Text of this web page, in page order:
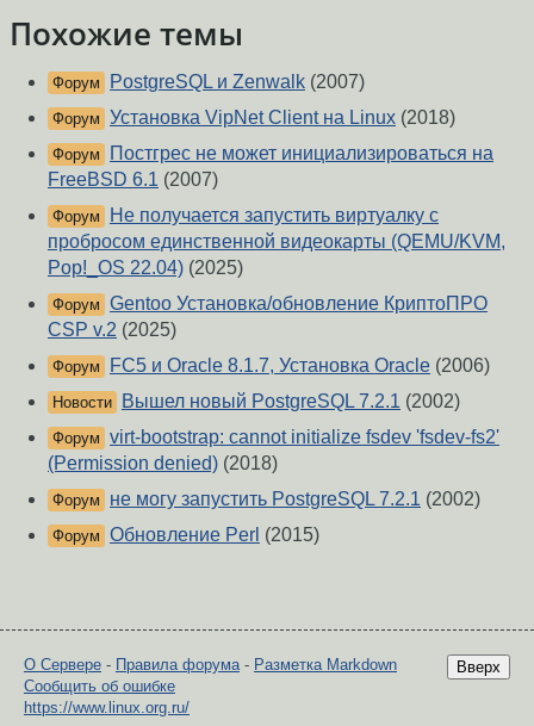
Похожие темы
Форум PostgreSQL и Zenwalk (2007)
Форум Установка VipNet Client на Linux (2018)
Форум
Постгрес не может инициализироваться на
FreeBSD 6.1 (2007)
Форум
Не получается запустить виртуалку с
пробросом единственной видеокарты (QEMU/KVM,
Pop!_OS 22.04) (2025)
Форум Gentoo Установка/обновление КриптоПРО
CSP v.2 (2025)
Форум FC5 и Oracle 8.1.7, Установка Oracle (2006)
Новости Вышел новый PostgreSQL 7.2.1 (2002)
Форум virt-bootstrap: cannot initialize fsdev 'fsdev-fs2'
(Permission denied) (2018)
Форум не могу запустить PostgreSQL 7.2.1 (2002)
Форум Обновление Perl (2015)
Вверх
О Сервере - Правила форума - Разметка Markdown
Сообщить об ошибке
https://www.linux.org.ru/